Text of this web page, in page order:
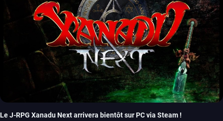
Le J-RPG Xanadu Next arrivera bientôt sur PC via Steam !